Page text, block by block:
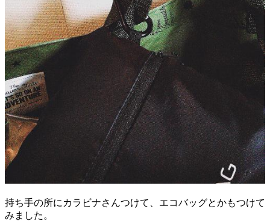
持ち手の所にカラビナさんつけて、エコバッグとかもつけて
みました。